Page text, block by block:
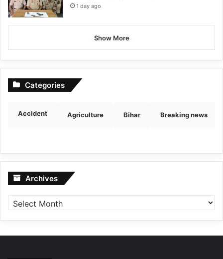
1 day ago
Show More
Categories
Accident Agriculture Bihar Breaking news
Archives Archives